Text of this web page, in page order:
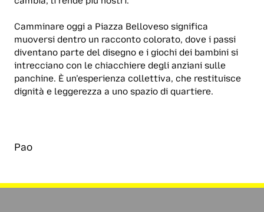
Camminare oggi a Piazza Belloveso significa
muoversi dentro un racconto colorato, dove i passi
diventano parte del disegno e i giochi dei bambini si
intrecciano con le chiacchiere degli anziani sulle
panchine. È un’esperienza collettiva, che restituisce
dignità e leggerezza a uno spazio di quartiere.
Pao